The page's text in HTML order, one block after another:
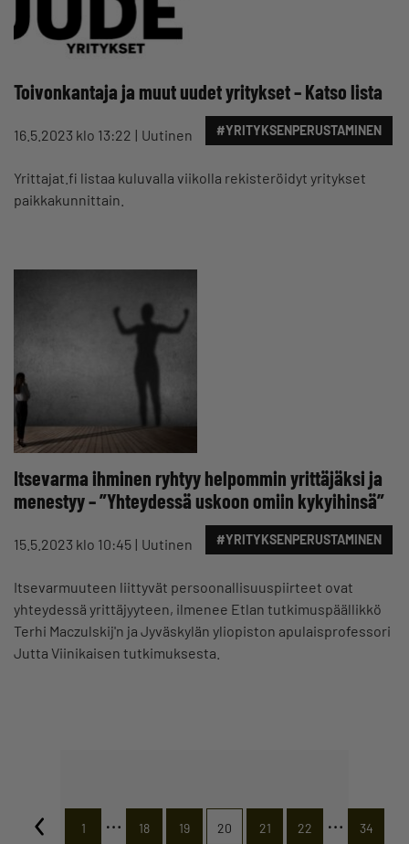
Toivonkantaja ja muut uudet yritykset – Katso lista
16.5.2023 klo 13:22 Uutinen #YRITYKSENPERUSTAMINEN
Yrittajat.fi listaa kuluvalla viikolla rekisteröidyt yritykset
paikkakunnittain.
Itsevarma ihminen ryhtyy helpommin yrittäjäksi ja
menestyy – ”Yhteydessä uskoon omiin kykyihinsä”
15.5.2023 klo 10:45 Uutinen #YRITYKSENPERUSTAMINEN
Itsevarmuuteen liittyvät persoonallisuuspiirteet ovat
yhteydessä yrittäjyyteen, ilmenee Etlan tutkimuspäällikkö
Terhi Maczulskij'n ja Jyväskylän yliopiston apulaisprofessori
Jutta Viinikaisen tutkimuksesta.
1 … 18 19 20 21 22 … 34